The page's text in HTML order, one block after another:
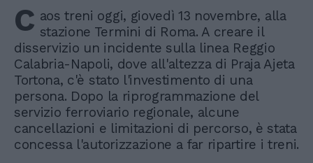
C aos treni oggi, giovedì 13 novembre, alla
stazione Termini di Roma. A creare il
disservizio un incidente sulla linea Reggio
Calabria-Napoli, dove all'altezza di Praja Ajeta
Tortona, c'è stato l'investimento di una
persona. Dopo la riprogrammazione del
servizio ferroviario regionale, alcune
cancellazioni e limitazioni di percorso, è stata
concessa l'autorizzazione a far ripartire i treni.